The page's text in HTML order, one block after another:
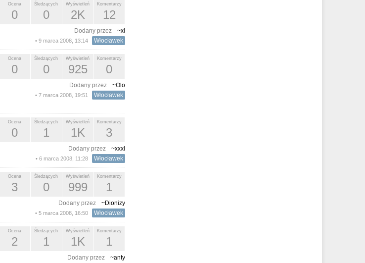
Komentarzy
12
Wyświetleń
2K
Śledzących
0
Ocena
0
Dodany przez ~xl
• 9 marca 2008, 13:14 Włocławek
Komentarzy
0
Wyświetleń
925
Śledzących
0
Ocena
0
Dodany przez ~Olo
• 7 marca 2008, 19:51 Włocławek
Komentarzy
3
Wyświetleń
1K
Śledzących
1
Ocena
0
Dodany przez ~xxxl
• 6 marca 2008, 11:28 Włocławek
Komentarzy
1
Wyświetleń
999
Śledzących
0
Ocena
3
Dodany przez ~Dionizy
• 5 marca 2008, 16:50 Włocławek
Komentarzy
1
Wyświetleń
1K
Śledzących
1
Ocena
2
Dodany przez ~anty